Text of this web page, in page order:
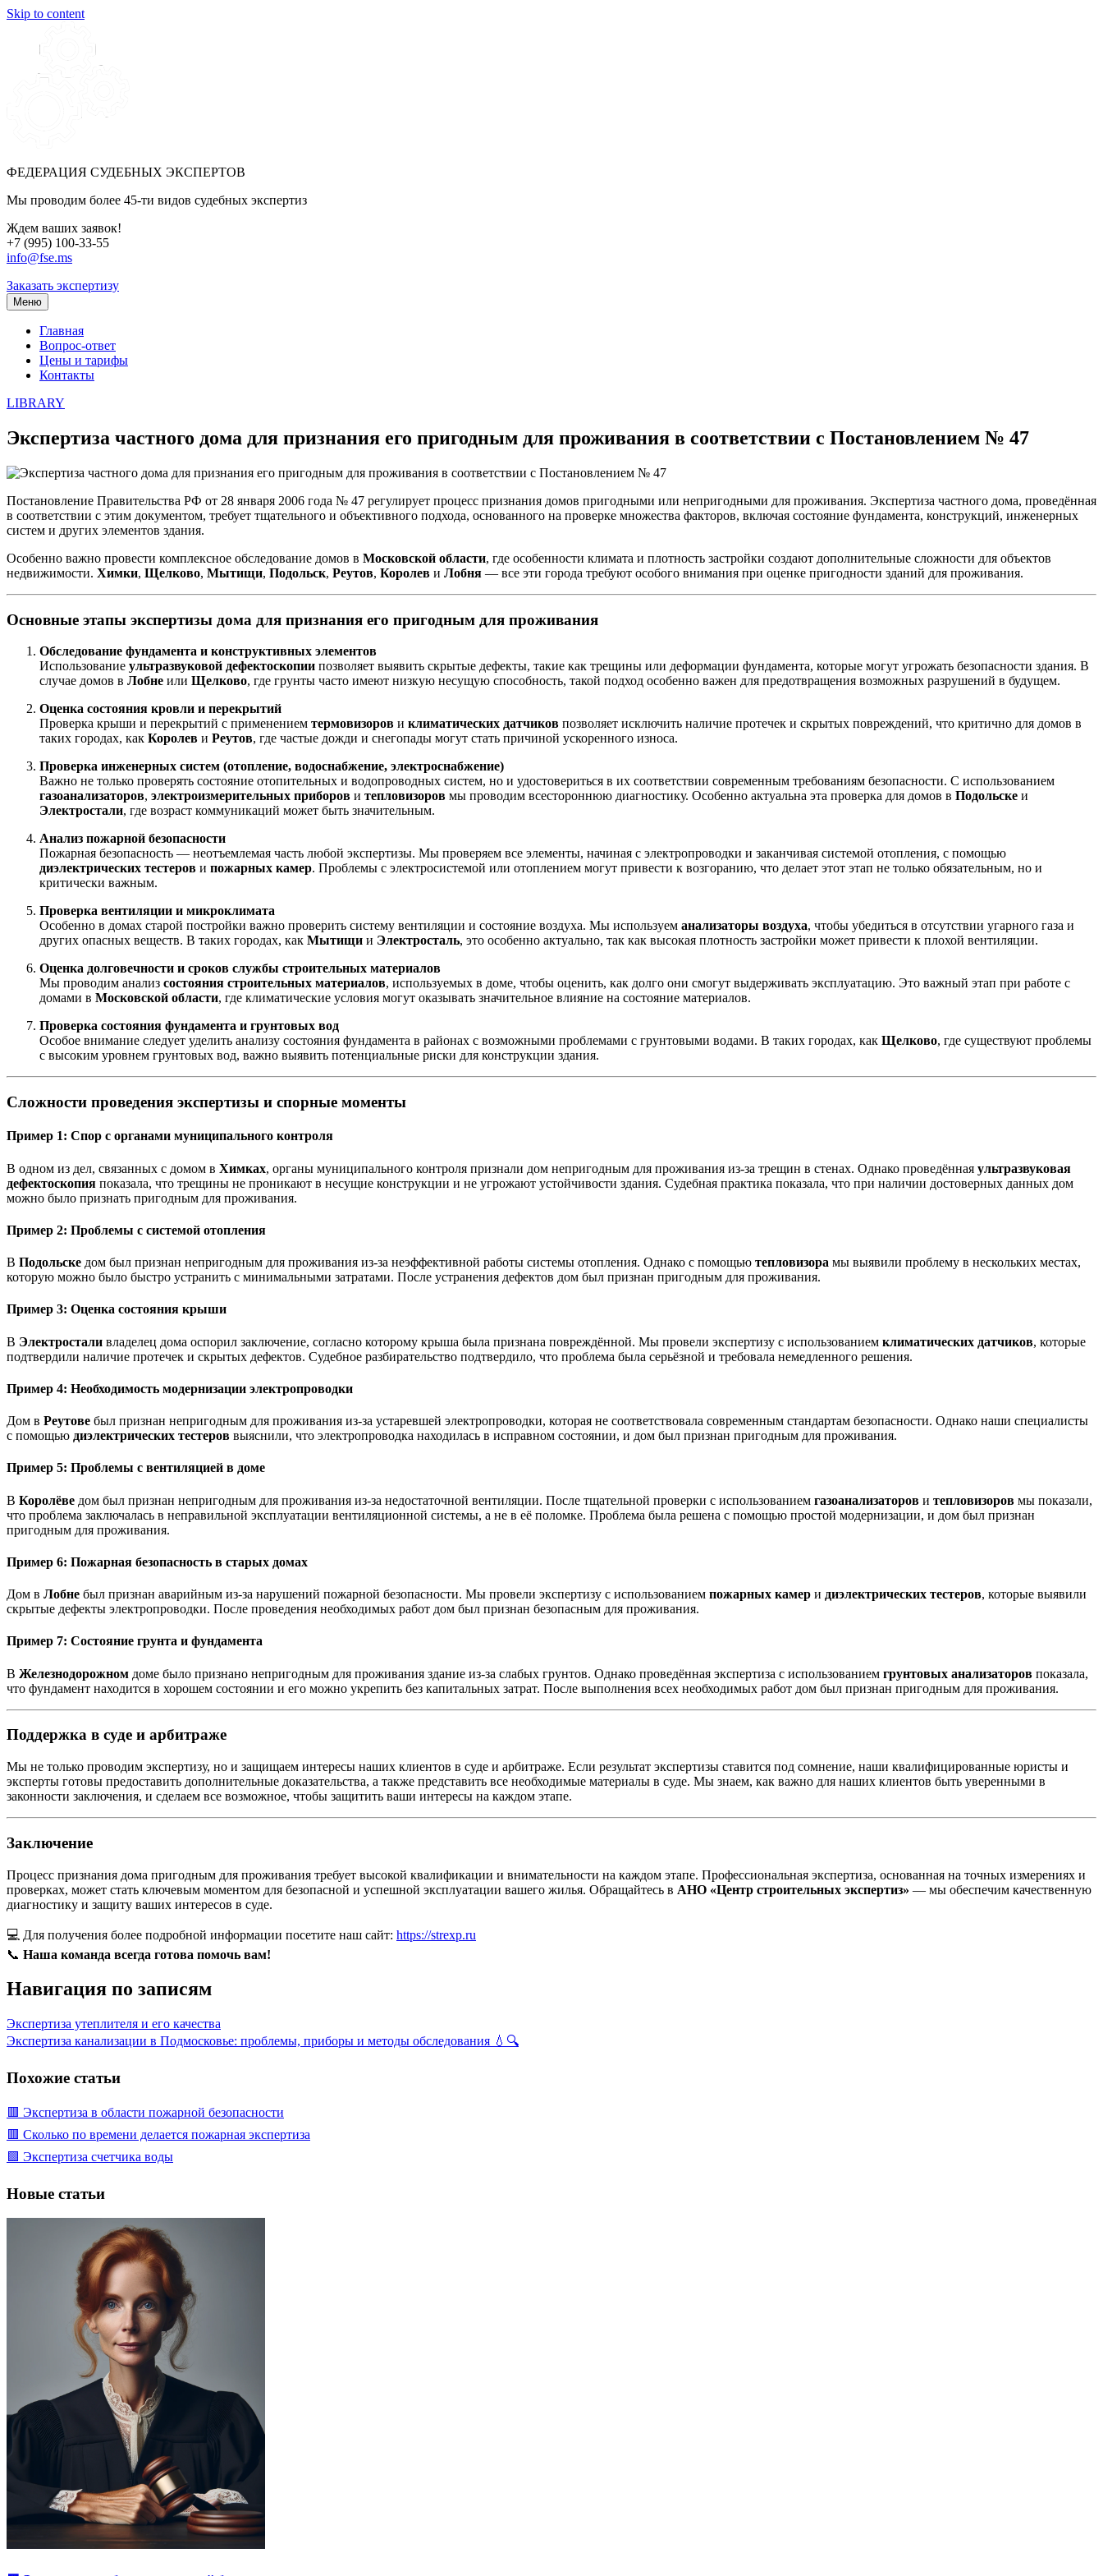
Skip to content
ФЕДЕРАЦИЯ СУДЕБНЫХ ЭКСПЕРТОВ
Мы проводим более 45-ти видов судебных экспертиз
Ждем ваших заявок!
+7 (995) 100-33-55
info@fse.ms
Заказать экспертизу
Меню
Главная
Вопрос-ответ
Цены и тарифы
Контакты
LIBRARY
Экспертиза частного дома для признания его пригодным для проживания в соответствии с Постановлением № 47
Постановление Правительства РФ от 28 января 2006 года № 47 регулирует процесс признания домов пригодными или непригодными для проживания. Экспертиза частного дома, проведённая
в соответствии с этим документом, требует тщательного и объективного подхода, основанного на проверке множества факторов, включая состояние фундамента, конструкций, инженерных
систем и других элементов здания.
Особенно важно провести комплексное обследование домов в Московской области, где особенности климата и плотность застройки создают дополнительные сложности для объектов
недвижимости. Химки, Щелково, Мытищи, Подольск, Реутов, Королев и Лобня — все эти города требуют особого внимания при оценке пригодности зданий для проживания.
Основные этапы экспертизы дома для признания его пригодным для проживания
Обследование фундамента и конструктивных элементов
Использование ультразвуковой дефектоскопии позволяет выявить скрытые дефекты, такие как трещины или деформации фундамента, которые могут угрожать безопасности здания. В
случае домов в Лобне или Щелково, где грунты часто имеют низкую несущую способность, такой подход особенно важен для предотвращения возможных разрушений в будущем.
Оценка состояния кровли и перекрытий
Проверка крыши и перекрытий с применением термовизоров и климатических датчиков позволяет исключить наличие протечек и скрытых повреждений, что критично для домов в
таких городах, как Королев и Реутов, где частые дожди и снегопады могут стать причиной ускоренного износа.
Проверка инженерных систем (отопление, водоснабжение, электроснабжение)
Важно не только проверять состояние отопительных и водопроводных систем, но и удостовериться в их соответствии современным требованиям безопасности. С использованием
газоанализаторов, электроизмерительных приборов и тепловизоров мы проводим всестороннюю диагностику. Особенно актуальна эта проверка для домов в Подольске и
Электростали, где возраст коммуникаций может быть значительным.
Анализ пожарной безопасности
Пожарная безопасность — неотъемлемая часть любой экспертизы. Мы проверяем все элементы, начиная с электропроводки и заканчивая системой отопления, с помощью
диэлектрических тестеров и пожарных камер. Проблемы с электросистемой или отоплением могут привести к возгоранию, что делает этот этап не только обязательным, но и
критически важным.
Проверка вентиляции и микроклимата
Особенно в домах старой постройки важно проверить систему вентиляции и состояние воздуха. Мы используем анализаторы воздуха, чтобы убедиться в отсутствии угарного газа и
других опасных веществ. В таких городах, как Мытищи и Электросталь, это особенно актуально, так как высокая плотность застройки может привести к плохой вентиляции.
Оценка долговечности и сроков службы строительных материалов
Мы проводим анализ состояния строительных материалов, используемых в доме, чтобы оценить, как долго они смогут выдерживать эксплуатацию. Это важный этап при работе с
домами в Московской области, где климатические условия могут оказывать значительное влияние на состояние материалов.
Проверка состояния фундамента и грунтовых вод
Особое внимание следует уделить анализу состояния фундамента в районах с возможными проблемами с грунтовыми водами. В таких городах, как Щелково, где существуют проблемы
с высоким уровнем грунтовых вод, важно выявить потенциальные риски для конструкции здания.
Сложности проведения экспертизы и спорные моменты
Пример 1: Спор с органами муниципального контроля
В одном из дел, связанных с домом в Химках, органы муниципального контроля признали дом непригодным для проживания из-за трещин в стенах. Однако проведённая ультразвуковая
дефектоскопия показала, что трещины не проникают в несущие конструкции и не угрожают устойчивости здания. Судебная практика показала, что при наличии достоверных данных дом
можно было признать пригодным для проживания.
Пример 2: Проблемы с системой отопления
В Подольске дом был признан непригодным для проживания из-за неэффективной работы системы отопления. Однако с помощью тепловизора мы выявили проблему в нескольких местах,
которую можно было быстро устранить с минимальными затратами. После устранения дефектов дом был признан пригодным для проживания.
Пример 3: Оценка состояния крыши
В Электростали владелец дома оспорил заключение, согласно которому крыша была признана повреждённой. Мы провели экспертизу с использованием климатических датчиков, которые
подтвердили наличие протечек и скрытых дефектов. Судебное разбирательство подтвердило, что проблема была серьёзной и требовала немедленного решения.
Пример 4: Необходимость модернизации электропроводки
Дом в Реутове был признан непригодным для проживания из-за устаревшей электропроводки, которая не соответствовала современным стандартам безопасности. Однако наши специалисты
с помощью диэлектрических тестеров выяснили, что электропроводка находилась в исправном состоянии, и дом был признан пригодным для проживания.
Пример 5: Проблемы с вентиляцией в доме
В Королёве дом был признан непригодным для проживания из-за недостаточной вентиляции. После тщательной проверки с использованием газоанализаторов и тепловизоров мы показали,
что проблема заключалась в неправильной эксплуатации вентиляционной системы, а не в её поломке. Проблема была решена с помощью простой модернизации, и дом был признан
пригодным для проживания.
Пример 6: Пожарная безопасность в старых домах
Дом в Лобне был признан аварийным из-за нарушений пожарной безопасности. Мы провели экспертизу с использованием пожарных камер и диэлектрических тестеров, которые выявили
скрытые дефекты электропроводки. После проведения необходимых работ дом был признан безопасным для проживания.
Пример 7: Состояние грунта и фундамента
В Железнодорожном доме было признано непригодным для проживания здание из-за слабых грунтов. Однако проведённая экспертиза с использованием грунтовых анализаторов показала,
что фундамент находится в хорошем состоянии и его можно укрепить без капитальных затрат. После выполнения всех необходимых работ дом был признан пригодным для проживания.
Поддержка в суде и арбитраже
Мы не только проводим экспертизу, но и защищаем интересы наших клиентов в суде и арбитраже. Если результат экспертизы ставится под сомнение, наши квалифицированные юристы и
эксперты готовы предоставить дополнительные доказательства, а также представить все необходимые материалы в суде. Мы знаем, как важно для наших клиентов быть уверенными в
законности заключения, и сделаем все возможное, чтобы защитить ваши интересы на каждом этапе.
Заключение
Процесс признания дома пригодным для проживания требует высокой квалификации и внимательности на каждом этапе. Профессиональная экспертиза, основанная на точных измерениях и
проверках, может стать ключевым моментом для безопасной и успешной эксплуатации вашего жилья. Обращайтесь в АНО «Центр строительных экспертиз» — мы обеспечим качественную
диагностику и защиту ваших интересов в суде.
💻 Для получения более подробной информации посетите наш сайт: https://strexp.ru
📞 Наша команда всегда готова помочь вам!
Навигация по записям
Экспертиза утеплителя и его качества
Экспертиза канализации в Подмосковье: проблемы, приборы и методы обследования 💧🔍
Похожие статьи
🟥 Экспертиза в области пожарной безопасности
🟥 Сколько по времени делается пожарная экспертиза
🟩 Экспертиза счетчика воды
Новые статьи